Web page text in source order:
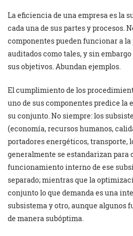
La eficiencia de una empresa es la
cada una de sus partes y procesos.
componentes pueden funcionar a
auditados como tales, y sin
sus objetivos. Abundan ejemplos.
El cumplimiento de los
uno de sus componentes predice la
su conjunto. No siempre: los
(economía, recursos humanos,
portadores energéticos, transporte,
generalmente se estandarizan para
funcionamiento interno de ese
separado; mientras que la
conjunto lo que demanda es una
subsistema y otro, aunque algunos
de manera subóptima.